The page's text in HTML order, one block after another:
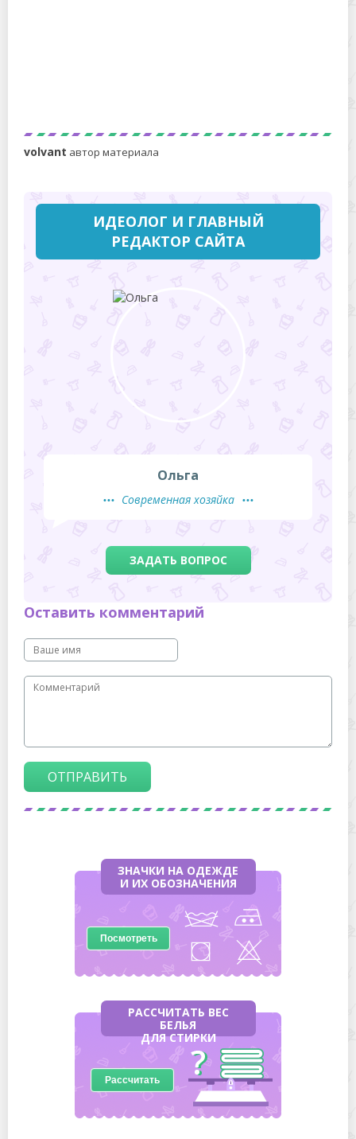
volvant автор материала
ИДЕОЛОГ И ГЛАВНЫЙ
РЕДАКТОР САЙТА
Ольга
Современная хозяйка
ЗАДАТЬ ВОПРОС
Оставить комментарий
ОТПРАВИТЬ
ЗНАЧКИ НА ОДЕЖДЕ
И ИХ ОБОЗНАЧЕНИЯ
Посмотреть
РАССЧИТАТЬ ВЕС
БЕЛЬЯ
ДЛЯ СТИРКИ
Рассчитать